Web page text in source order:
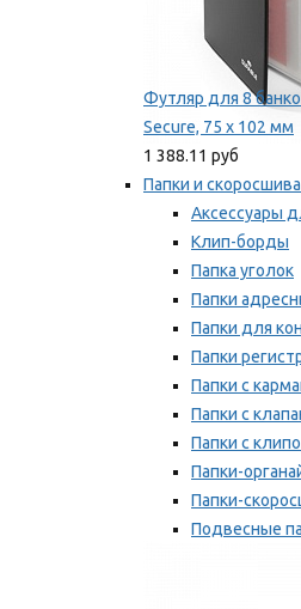
Футляр для 8
Secure, 75 х 102 мм
1 388.11 руб
Папки и
Аксессуары
Клип-борды
Папка уголок
Папки
Папки для
Папки
Папки с
Папки с
Папки с
Папки-
Папки-
Подвесные